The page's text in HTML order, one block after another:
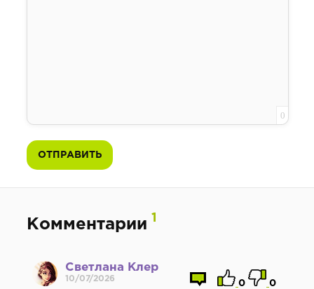
0
ОТПРАВИТЬ
Комментарии 1
Светлана Клер
10/07/2026
0 0